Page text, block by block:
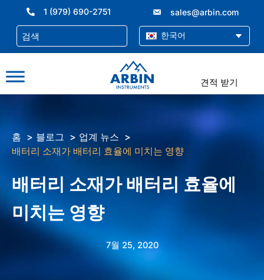
너
1 (979) 690-2751 sales@arbin.com
한국어
견적 받기
홈 블로그
업계 뉴스
배터리 소재가 배터리 효율에 미치는 영향
배터리 소재가 배터리 효율에
미치는 영향
7월 25, 2020